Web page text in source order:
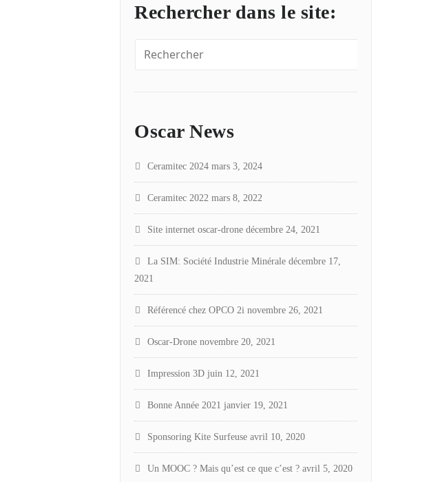
Rechercher dans le site:
Oscar News
Ceramitec 2024 mars 3, 2024
Ceramitec 2022 mars 8, 2022
Site internet oscar-drone décembre 24, 2021
La SIM: Société Industrie Minérale décembre 17,
2021
Référencé chez OPCO 2i novembre 26, 2021
Oscar-Drone novembre 20, 2021
Impression 3D juin 12, 2021
Bonne Année 2021 janvier 19, 2021
Sponsoring Kite Surfeuse avril 10, 2020
Un MOOC ? Mais qu’est ce que c’est ? avril 5, 2020